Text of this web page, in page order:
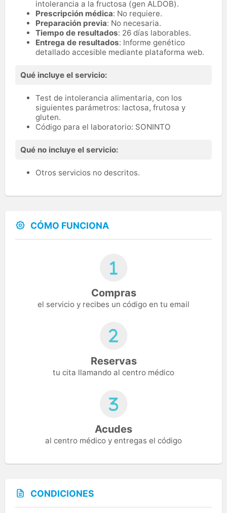
intolerancia a la fructosa (gen ALDOB).
Prescripción médica: No requiere.
Preparación previa: No necesaria.
Tiempo de resultados: 26 días laborables.
Entrega de resultados: Informe genético
detallado accesible mediante plataforma web.
Qué incluye el servicio:
Test de intolerancia alimentaria, con los
siguientes parámetros: lactosa, frutosa y
gluten.
Código para el laboratorio: SONINTO
Qué no incluye el servicio:
Otros servicios no descritos.
CÓMO FUNCIONA
Compras
el servicio y recibes un código en tu email
Reservas
tu cita llamando al centro médico
Acudes
al centro médico y entregas el código
CONDICIONES